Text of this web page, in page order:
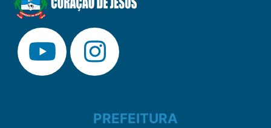
PREFEITURA